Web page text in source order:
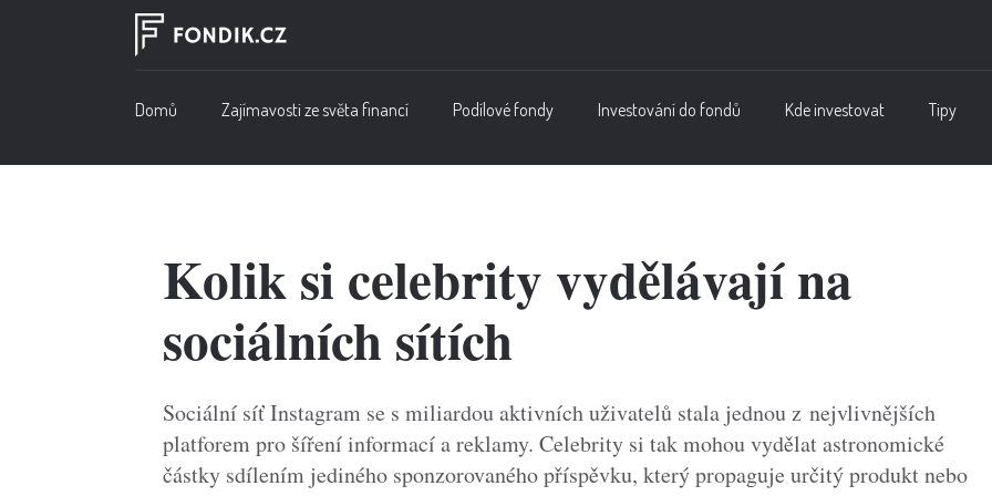
Domů Zajímavosti ze světa financí Podílové fondy Investování do fondů Kde investovat Tipy
Kolik si celebrity vydělávají na
sociálních sítích
Sociální síť Instagram se s miliardou aktivních uživatelů stala jednou z nejvlivnějších
platforem pro šíření informací a reklamy. Celebrity si tak mohou vydělat astronomické
částky sdílením jediného sponzorovaného příspěvku, který propaguje určitý produkt nebo